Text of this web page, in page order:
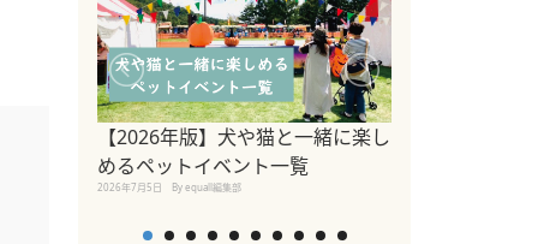
【2026年版】犬や猫と一緒に楽し
めるペットイベント一覧
2026年7月5日 By equall編集部